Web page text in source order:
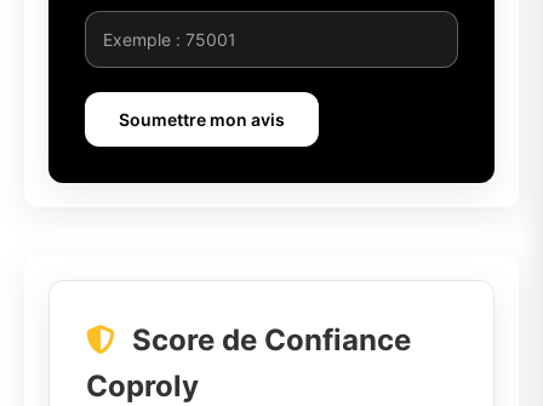
Soumettre mon avis
Score de Confiance
Coproly